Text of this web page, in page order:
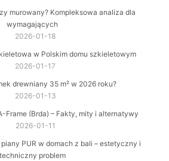
murowany? Kompleksowa analiza dla
wymagających
2026-01-18
w Polskim domu szkieletowym
2026-01-17
drewniany 35 m² w 2026 roku?
2026-01-13
Frame (Brda) – Fakty, mity i alternatywy
2026-01-11
PUR w domach z bali – estetyczny i
techniczny problem